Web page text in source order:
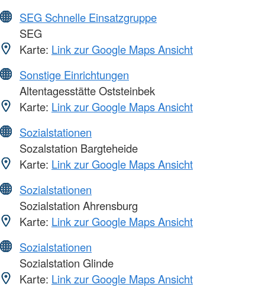
SEG Schnelle Einsatzgruppe
SEG
Karte: Link zur Google Maps Ansicht
Sonstige Einrichtungen
Altentagesstätte Oststeinbek
Karte: Link zur Google Maps Ansicht
Sozialstationen
Sozalstation Bargteheide
Karte: Link zur Google Maps Ansicht
Sozialstationen
Sozialstation Ahrensburg
Karte: Link zur Google Maps Ansicht
Sozialstationen
Sozialstation Glinde
Karte: Link zur Google Maps Ansicht